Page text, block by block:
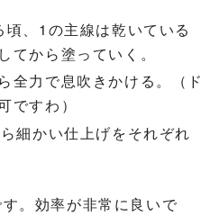
、1の主線は乾いている
てから塗っていく。
全力で息吹きかける。（ド
ですわ）
細かい仕上げをそれぞれ
。効率が非常に良いで